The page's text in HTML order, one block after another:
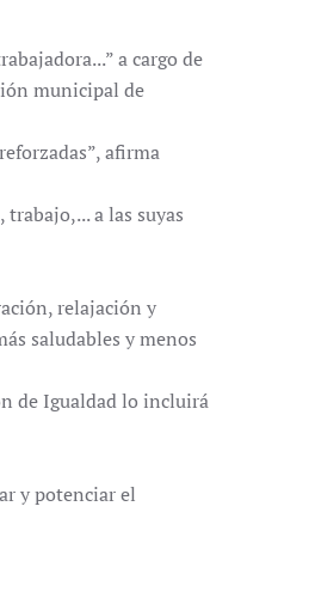
a cargo de
municipal de
afirma
a las suyas
relajación y
saludables y menos
de Igualdad lo incluirá
y potenciar el